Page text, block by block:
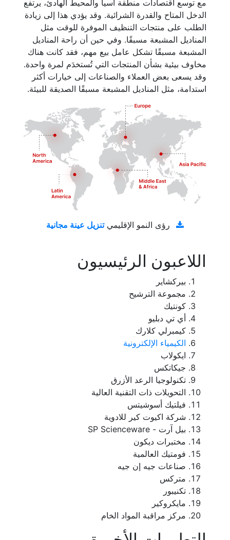
مع توسع اقتصادات منطقة آسيا والمحيط الهادئ، يرتفع
الدخل المتاح والقدرة الشرائية. وقد يؤدي هذا إلى زيادة
الطلب على منتجات التنظيف الموفرة للوقت مثل
المناديل المشبعة مسبقًا. وفي حين أن راحة المناديل
المشبعة مسبقًا تشكل عامل بيع مهم، فقد كانت هناك
مخاوف بيئية بشأن المنتجات التي تُستخدَم لمرة واحدة.
وقد يسعى بعض العملاء والصناعات إلى خيارات أكثر
استدامة، مثل المناديل المشبعة مسبقًا الصديقة للبيئة.
رؤى النمو الإقليمي
اللاعبون الرئيسيون
بيركشاير
مجموعة الترشيح
كونتيك
أي تي دبليو
كيمبرلي كلارك
الكيمياء الإلكترونية
ايكولاب
جيكاتكس
تكنولوجيا الرعد الأزرق
التحويلات ذات التقنية العالية
فيلتيك أسوشيتس
شركة اكيوت كير للادوية
بيل آرت - SP Scienceware
مختبرات ديكون
فومتيك العالمية
صناعات جيه إن جيه
متركس
تكنيبور
مايكروكير
مركز مراقبة المواد الخام